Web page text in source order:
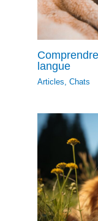
langue
Articles ,Chats